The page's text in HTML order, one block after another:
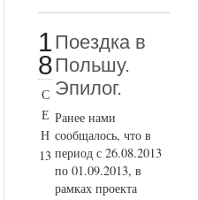
1
8
С
Е
Н
13
Поездка в
Польшу.
Эпилог.
Ранее нами
сообщалось, что в
период с 26.08.2013
по 01.09.2013, в
рамках проекта